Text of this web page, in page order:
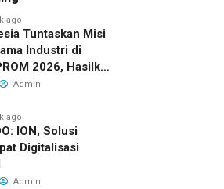
ago
Tuntaskan Misi
Industri di
2026, Hasilkan
Kerja Sama
Admin
ago
ION, Solusi
Digitalisasi
Admin